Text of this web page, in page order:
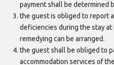
payment shall be determined
the guest is obliged to report
deficiencies during the stay
remedying can be arranged.
the guest shall be obliged to
accommodation services of